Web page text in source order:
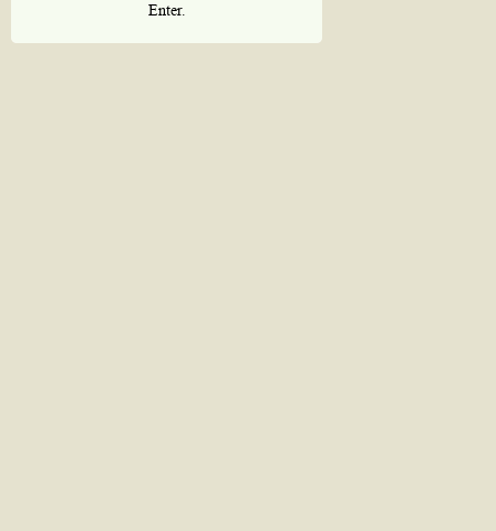
Enter.